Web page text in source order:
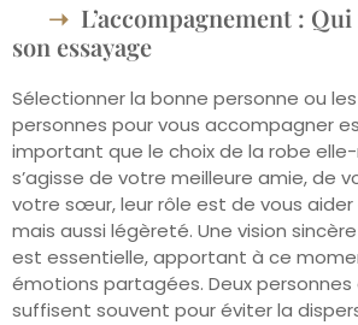
L’accompagnement :
son essayage
Sélectionner la bonne personne ou
personnes pour vous accompagner
important que le choix de la robe elle-
s’agisse de votre meilleure amie, de
votre sœur, leur rôle est de vous
mais aussi légèreté. Une vision
est essentielle, apportant à ce
émotions partagées. Deux
suffisent souvent pour éviter la